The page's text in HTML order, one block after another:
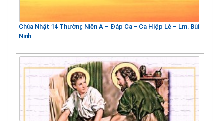
Chúa Nhật 14 Thường Niên A – Đáp Ca – Ca Hiệp Lễ – Lm. Bùi
Ninh